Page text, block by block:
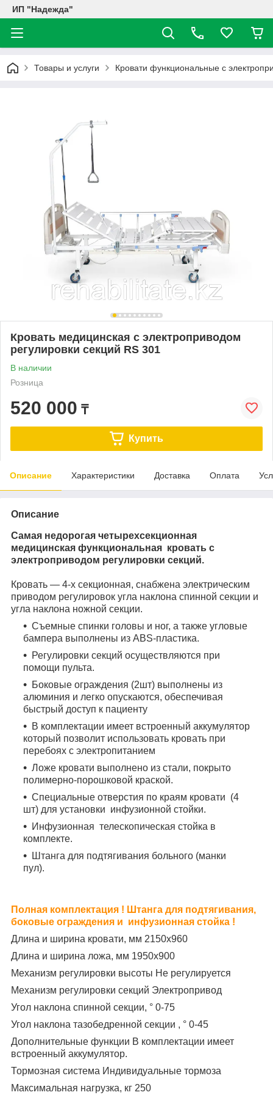
ИП "Надежда"
Товары и услуги Кровати функциональные с
Кровать медицинская с электроприводом
регулировки секций RS 301
В наличии
Розница
520 000 ₸
Купить
Описание Характеристики Доставка Оплата
Описание
Самая недорогая четырехсекционная
медицинская функциональная кровать с
электроприводом регулировки секций.
Кровать ― 4-х секционная, снабжена электрическим
приводом регулировок угла наклона спинной секции и
угла наклона ножной секции.
Съемные спинки головы и ног, а также угловые
бампера выполнены из ABS-пластика.
Регулировки секций осуществляются при
помощи пульта.
Боковые ограждения (2шт) выполнены из
алюминия и легко опускаются, обеспечивая
быстрый доступ к пациенту
В комплектации имеет встроенный аккумулятор
который позволит использовать кровать при
перебоях с электропитанием
Ложе кровати выполнено из стали, покрыто
полимерно-порошковой краской.
Специальные отверстия по краям кровати (4
шт) для установки инфузионной стойки.
Инфузионная телескопическая стойка в
комплекте.
Штанга для подтягивания больного (манки
пул).
Полная комплектация ! Штанга для подтягивания,
боковые ограждения и инфузионная стойка !
Длина и ширина кровати, мм 2150х960
Длина и ширина ложа, мм 1950х900
Механизм регулировки высоты Не регулируется
Механизм регулировки секций Электропривод
Угол наклона спинной секции, ° 0-75
Угол наклона тазобедренной секции , ° 0-45
Дополнительные функции В комплектации имеет
встроенный аккумулятор.
Тормозная система Индивидуальные тормоза
Максимальная нагрузка, кг 250